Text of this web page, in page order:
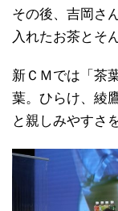
その後、吉岡さ
入れたお茶とそ
新ＣＭでは「茶
葉。ひらけ、綾
と親しみやすさ